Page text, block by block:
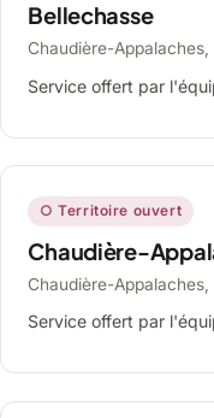
Bellechasse
Chaudière-Appalaches,
Service offert par
○ Territoire ouvert
Chaudière-
Chaudière-Appalaches,
Service offert par